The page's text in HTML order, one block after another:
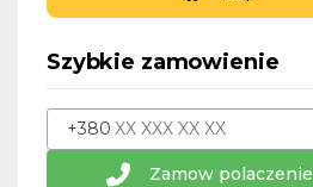
Szybkie zamowienie
+380
Zamow polaczenie